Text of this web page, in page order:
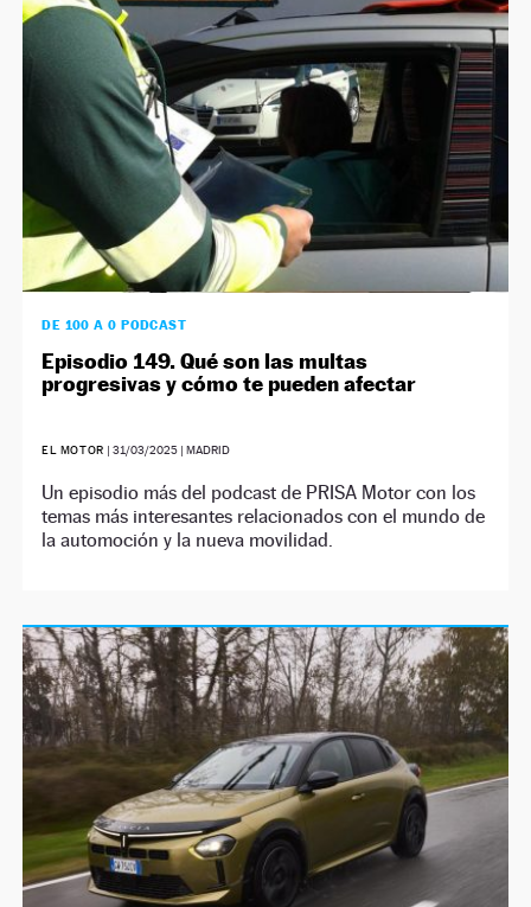
DE 100 A 0 PODCAST
Episodio 149. Qué son las multas
progresivas y cómo te pueden afectar
EL MOTOR |31/03/2025 | MADRID
Un episodio más del podcast de PRISA Motor con los
temas más interesantes relacionados con el mundo de
la automoción y la nueva movilidad.